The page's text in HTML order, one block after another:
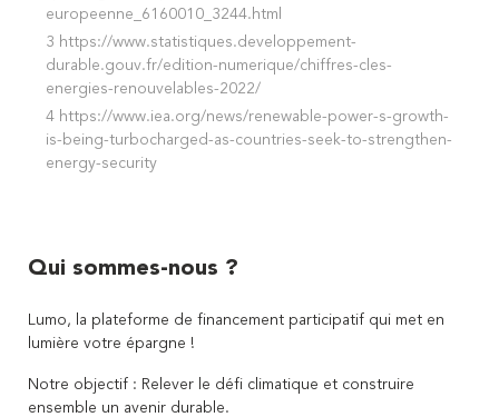
europeenne_6160010_3244.html
3 https://www.statistiques.developpement-
durable.gouv.fr/edition-numerique/chiffres-cles-
energies-renouvelables-2022/
4 https://www.iea.org/news/renewable-power-s-growth-
is-being-turbocharged-as-countries-seek-to-strengthen-
energy-security
Qui sommes-nous ?
Lumo, la plateforme de financement participatif qui met en
lumière votre épargne !
Notre objectif : Relever le défi climatique et construire
ensemble un avenir durable.